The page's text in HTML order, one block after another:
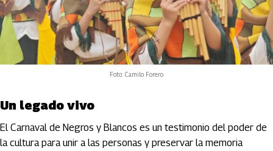
Foto: Camilo Forero
Un legado vivo
El Carnaval de Negros y Blancos es un testimonio del poder de
la cultura para unir a las personas y preservar la memoria